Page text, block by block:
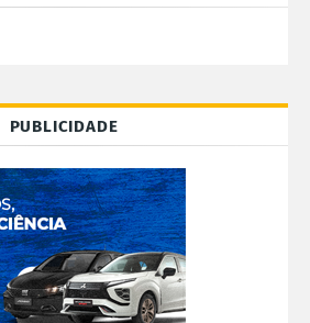
PUBLICIDADE